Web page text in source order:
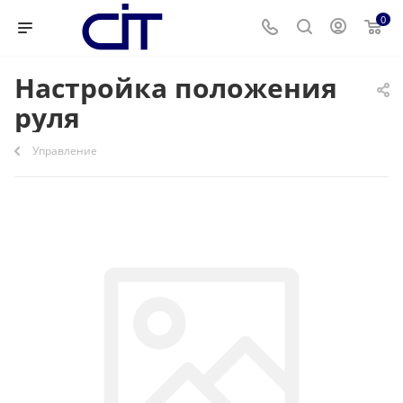
0
Настройка положения
руля
Управление